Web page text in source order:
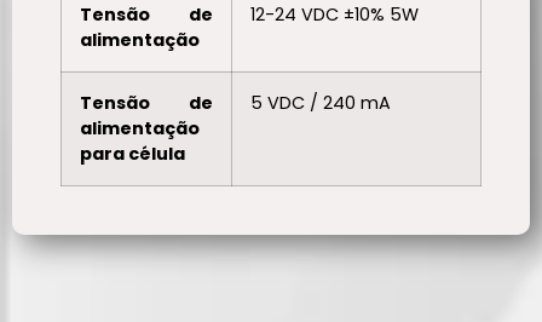
Tensão de
alimentação
12-24 VDC ±10% 5W
Tensão de
alimentação
para célula
5 VDC / 240 mA